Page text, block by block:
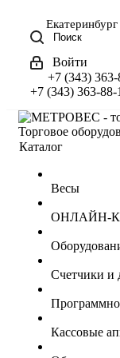
Екатеринбург
Поиск
Войти
+7 (343)
+7 (343) 363-88-
Торговое
Каталог
Весы
ОНЛАЙН-
Счетчики и
Кассовые